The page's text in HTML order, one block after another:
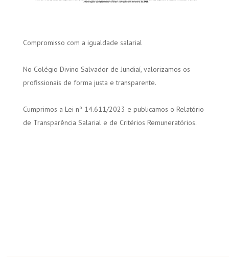
Compromisso com a igualdade salarial
No Colégio Divino Salvador de Jundiaí, valorizamos os
profissionais de forma justa e transparente.
Cumprimos a Lei nº 14.611/2023 e publicamos o Relatório
de Transparência Salarial e de Critérios Remuneratórios.